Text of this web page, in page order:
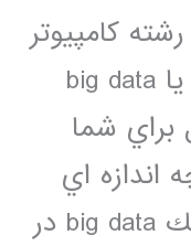
كامپيوتر
، موضوع داده هاي بزرگ يا big data
شما
اندازه اي
داشته باشد تا به عنوان يك big data در